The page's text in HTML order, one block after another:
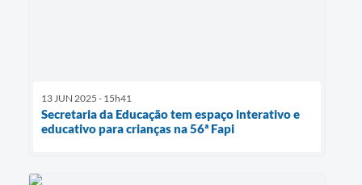
13 JUN 2025 - 15h41
Secretaria da Educação tem espaço interativo e
educativo para crianças na 56ª Fapi